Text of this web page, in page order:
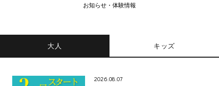
お知らせ・体験情報
大人
2026.08.07
キッズ